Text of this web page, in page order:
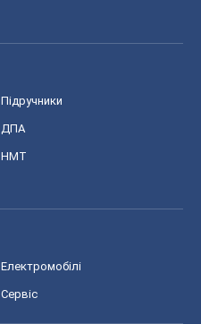
Підручники
ДПА
НМТ
Електромобілі
Сервіс